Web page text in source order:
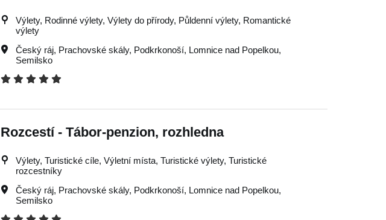
Výlety, Rodinné výlety, Výlety do přírody, Půldenní výlety, Romantické
výlety
Český ráj, Prachovské skály, Podkrkonoší, Lomnice nad Popelkou,
Semilsko
Rozcestí - Tábor-penzion, rozhledna
Výlety, Turistické cíle, Výletní místa, Turistické výlety, Turistické
rozcestníky
Český ráj, Prachovské skály, Podkrkonoší, Lomnice nad Popelkou,
Semilsko